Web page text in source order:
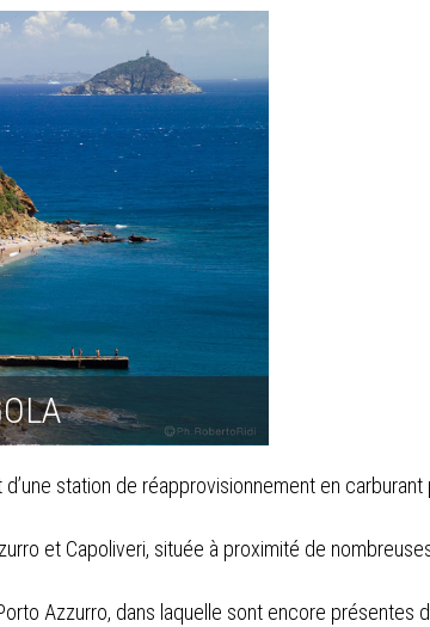
station de réapprovisionnement en carburant
et Capoliveri, située à proximité de
Azzurro, dans laquelle sont encore présentes